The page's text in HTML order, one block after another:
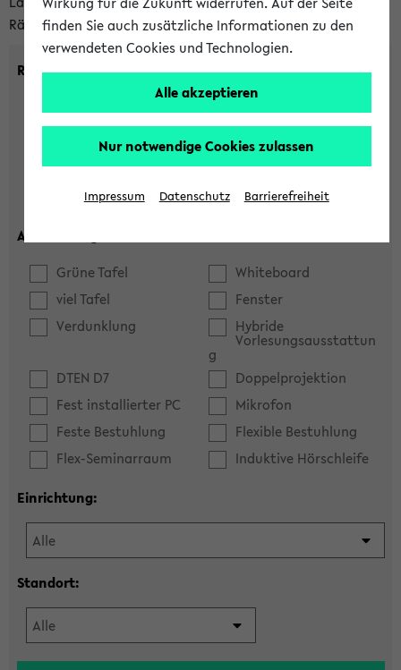
Räumen mit bestimmten Eigenschaften:
Raumkriterien:
max. Plätze:
Ausstattung:
Grüne Tafel
Whiteboard
viel Tafel
Fenster
Verdunklung
Hybride
Vorlesungsausstattun
g
DTEN D7
Doppelprojektion
Fest installierter PC
Mikrofon
Feste Bestuhlung
Flexible Bestuhlung
Flex-Seminarraum
Induktive Hörschleife
Einrichtung:
Standort:
finden Sie auch zusätzliche Informationen zu den
verwendeten Cookies und Technologien.
Alle akzeptieren
Nur notwendige Cookies zulassen
Impressum Datenschutz Barrierefreiheit